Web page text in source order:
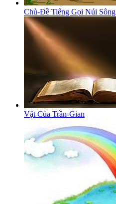
Chủ-Đề Tiếng Gọi Núi Sông
Vật Của Trần-Gian